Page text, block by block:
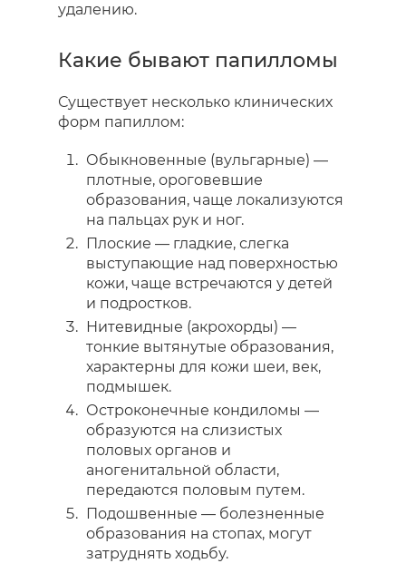
удалению.
Какие бывают папилломы
Существует несколько клинических
форм папиллом:
Обыкновенные (вульгарные) —
плотные, ороговевшие
образования, чаще локализуются
на пальцах рук и ног.
Плоские — гладкие, слегка
выступающие над поверхностью
кожи, чаще встречаются у детей
и подростков.
Нитевидные (акрохорды) —
тонкие вытянутые образования,
характерны для кожи шеи, век,
подмышек.
Остроконечные кондиломы —
образуются на слизистых
половых органов и
аногенитальной области,
передаются половым путем.
Подошвенные — болезненные
образования на стопах, могут
затруднять ходьбу.